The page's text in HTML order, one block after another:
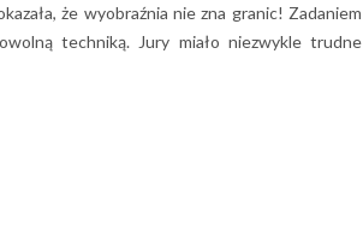
że wyobraźnia nie zna granic! ​Zadaniem
techniką. Jury miało niezwykle trudne